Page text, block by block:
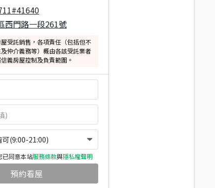
西門路一段261號
受託銷售，各項責任（包括但不
仲介義務等）概由各該受託業者
義房屋控制及負責範圍。
可(9:00-21:00)
已同意本站服務條款與隱私權聲明
預約看屋